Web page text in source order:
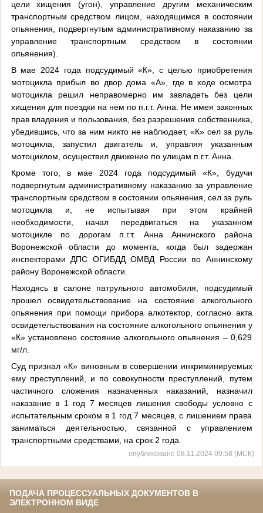
цели хищения (угон), управление другим механическим
транспортным средством лицом, находящимся в состоянии
опьянения, подвергнутым административному наказанию за
управление транспортным средством в состоянии
опьянения).
В мае 2024 года подсудимый «К», с целью приобретения
мотоцикла прибыл во двор дома «А», где в ходе осмотра
мотоцикла решил неправомерно им завладеть без цели
хищения для поездки на нем по п.г.т. Анна. Не имея законных
прав владения и пользования, без разрешения собственника,
убедившись, что за ним никто не наблюдает, «К» сел за руль
мотоцикла, запустил двигатель и, управляя указанным
мотоциклом, осуществил движение по улицам п.г.т. Анна.
Кроме того, в мае 2024 года подсудимый «К», будучи
подвергнутым административному наказанию за управление
транспортным средством в состоянии опьянения, сел за руль
мотоцикла и, не испытывая при этом крайней
необходимости, начал передвигаться на указанном
мотоцикле по дорогам п.г.т. Анна Аннинского района
Воронежской области до момента, когда был задержан
инспекторами ДПС ОГИБДД ОМВД России по Аннинскому
району Воронежской области.
Находясь в салоне патрульного автомобиля, подсудимый
прошел освидетельствование на состояние алкогольного
опьянения при помощи прибора алкотектор, согласно акта
освидетельствования на состояние алкогольного опьянения у
«К» установлено состояние алкогольного опьянения – 0,629
мг/л.
Суд признал «К» виновным в совершении инкриминируемых
ему преступлений, и по совокупности преступлений, путем
частичного сложения назначенных наказаний, назначил
наказание в 1 год 7 месяцев лишения свободы условно с
испытательным сроком в 1 год 7 месяцев, с лишением права
заниматься деятельностью, связанной с управлением
транспортными средствами, на срок 2 года.
опубликовано 08.11.2024 09:58 (МСК)
ПОДАЧА ПРОЦЕССУАЛЬНЫХ ДОКУМЕНТОВ В
ЭЛЕКТРОННОМ ВИДЕ